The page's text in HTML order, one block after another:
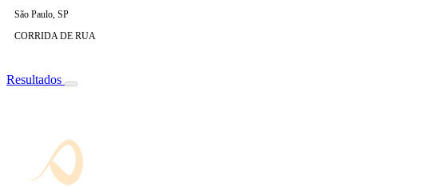
São Paulo, SP
CORRIDA DE RUA
Resultados